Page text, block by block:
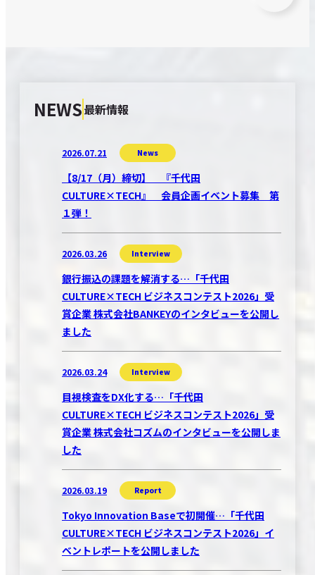
NEWS最新情報
2026.07.21 News
【8/17（月）締切】 『千代田
CULTURE×TECH』 会員企画イベント募集 第
１弾！
2026.03.26 Interview
銀行振込の課題を解消する…「千代田
CULTURE×TECH ビジネスコンテスト2026」受
賞企業 株式会社BANKEYのインタビューを公開し
ました
2026.03.24 Interview
目視検査をDX化する…「千代田
CULTURE×TECH ビジネスコンテスト2026」受
賞企業 株式会社コズムのインタビューを公開しま
した
2026.03.19 Report
Tokyo Innovation Baseで初開催…「千代田
CULTURE×TECH ビジネスコンテスト2026」イ
ベントレポートを公開しました